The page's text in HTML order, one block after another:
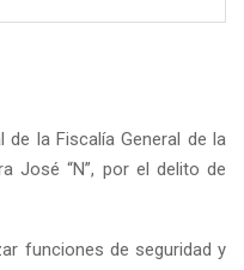
de la Fiscalía General de la
José “N”, por el delito de
funciones de seguridad y